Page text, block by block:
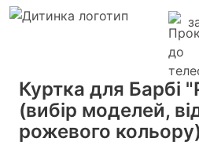
Куртка для Барбі
(вибір моделей,
рожевого кольору)